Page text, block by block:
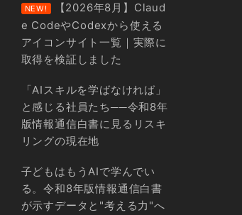
NEW! 【2026年8月】Claud
e CodeやCodexから使える
アイコンサイト一覧｜実際に
取得を検証しました
「AIスキルを学ばなければ」
と感じる社員たち──令和8年
版情報通信白書に見るリスキ
リングの現在地
子どもはもうAIで学んでい
る。令和8年版情報通信白書
が示すデータと"考える力"へ